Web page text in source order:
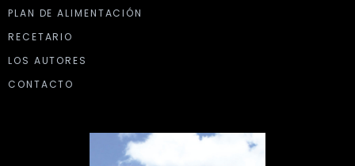
PLAN DE ALIMENTACIÓN
RECETARIO
LOS AUTORES
CONTACTO